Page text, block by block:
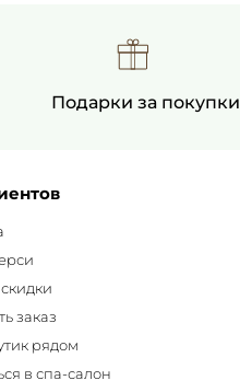
Подарки за покупки
заказ
рядом
в спа-салон